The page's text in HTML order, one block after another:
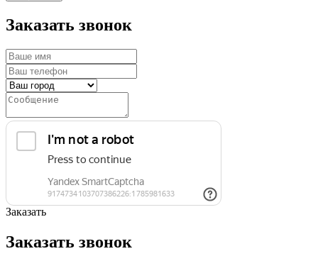
Заказать звонок
Заказать
Заказать звонок